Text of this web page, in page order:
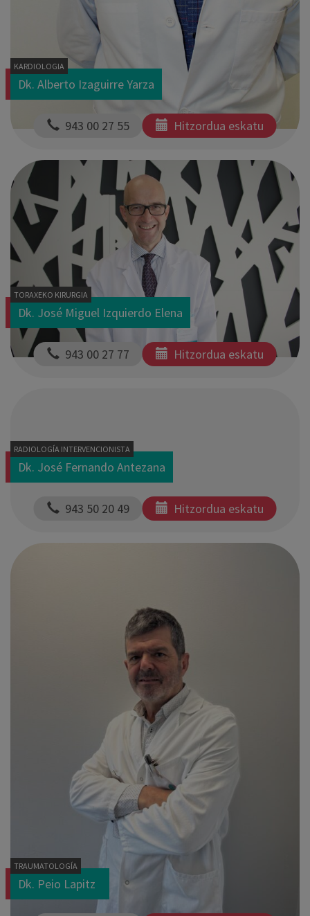
KARDIOLOGIA
Dk. Alberto Izaguirre Yarza
943 00 27 55 Hitzordua eskatu
TORAXEKO KIRURGIA
Dk. José Miguel Izquierdo Elena
943 00 27 77 Hitzordua eskatu
RADIOLOGÍA INTERVENCIONISTA
Dk. José Fernando Antezana
943 50 20 49 Hitzordua eskatu
TRAUMATOLOGÍA
Dk. Peio Lapitz